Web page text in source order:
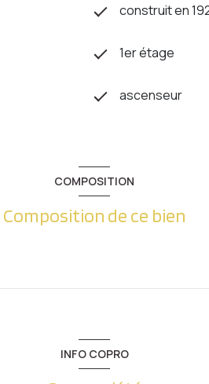
construit en
1er étage
ascenseur
COMPOSITION
Composition de ce bien
INFO COPRO